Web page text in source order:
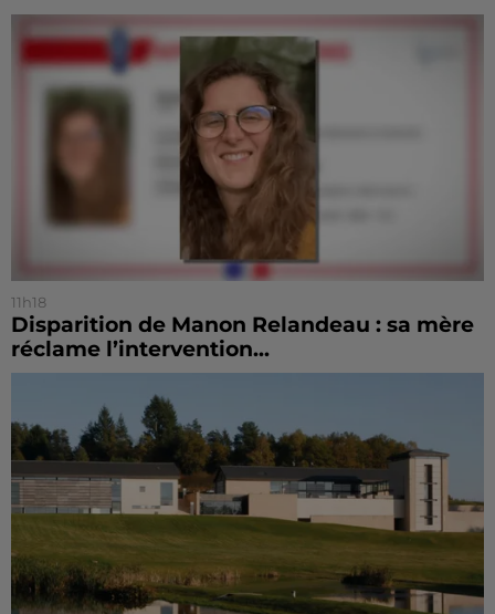
11h18
Disparition de Manon Relandeau : sa mère
réclame l’intervention...